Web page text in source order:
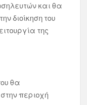
και θα
διοίκηση του
της
θα
περιοχή